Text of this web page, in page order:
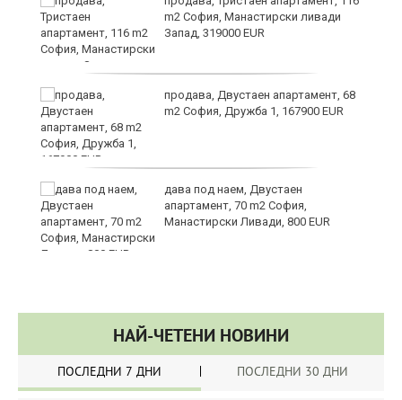
m2 София, Манастирски ливади
Запад, 319000 EUR
продава, Двустаен апартамент, 68
m2 София, Дружба 1, 167900 EUR
дава под наем, Двустаен
апартамент, 70 m2 София,
Манастирски Ливади, 800 EUR
НАЙ-ЧЕТЕНИ НОВИНИ
ПОСЛЕДНИ 7 ДНИ ПОСЛЕДНИ 30 ДНИ